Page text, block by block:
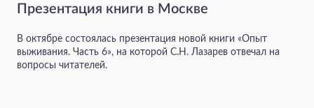
Презентация книги в Москве
В октябре состоялась презентация новой книги «Опыт
выживания. Часть 6», на которой С.Н. Лазарев отвечал на
вопросы читателей.